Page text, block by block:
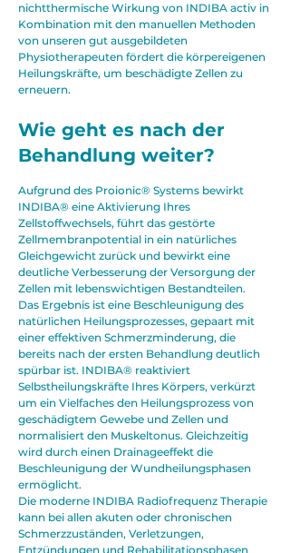
nichtthermische Wirkung von INDIBA activ in
Kombination mit den manuellen Methoden
von unseren gut ausgebildeten
Physiotherapeuten fördert die körpereigenen
Heilungskräfte, um beschädigte Zellen zu
erneuern.
Wie geht es nach der
Behandlung weiter?​
Aufgrund des Proionic® Systems bewirkt
INDIBA® eine Aktivierung Ihres
Zellstoffwechsels, führt das gestörte
Zellmembranpotential in ein natürliches
Gleichgewicht zurück und bewirkt eine
deutliche Verbesserung der Versorgung der
Zellen mit lebenswichtigen Bestandteilen.
Das Ergebnis ist eine Beschleunigung des
natürlichen Heilungsprozesses, gepaart mit
einer effektiven Schmerzminderung, die
bereits nach der ersten Behandlung deutlich
spürbar ist. INDIBA® reaktiviert
Selbstheilungskräfte Ihres Körpers, verkürzt
um ein Vielfaches den Heilungsprozess von
geschädigtem Gewebe und Zellen und
normalisiert den Muskeltonus. Gleichzeitig
wird durch einen Drainageeffekt die
Beschleunigung der Wundheilungsphasen
ermöglicht.
Die moderne INDIBA Radiofrequenz Therapie
kann bei allen akuten oder chronischen
Schmerzzuständen, Verletzungen,
Entzündungen und Rehabilitationsphasen